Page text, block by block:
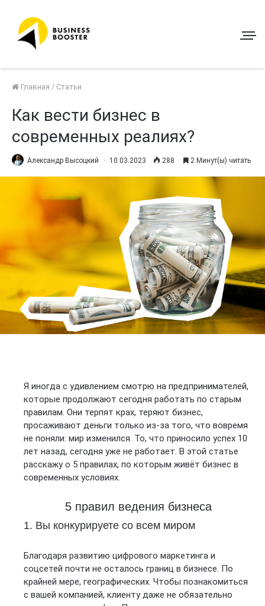
Главная / Статьи
Как вести бизнес в
современных реалиях?
Александр Высоцкий 10.03.2023 288 2 Минут(ы) читать
Я иногда с удивлением смотрю на предпринимателей,
которые продолжают сегодня работать по старым
правилам. Они терпят крах, теряют бизнес,
просаживают деньги только из-за того, что вовремя
не поняли: мир изменился. То, что приносило успех 10
лет назад, сегодня уже не работает. В этой статье
расскажу о 5 правилах, по которым живёт бизнес в
современных условиях.
5 правил ведения бизнеса
1. Вы конкурируете со всем миром
Благодаря развитию цифрового маркетинга и
соцсетей почти не осталось границ в бизнесе. По
крайней мере, географических. Чтобы познакомиться
с вашей компанией, клиенту даже не обязательно